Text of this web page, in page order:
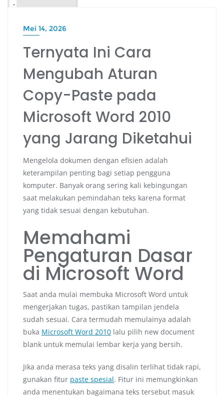
Mei 14, 2026
Ternyata Ini Cara
Mengubah Aturan
Copy-Paste pada
Microsoft Word 2010
yang Jarang Diketahui
Mengelola dokumen dengan efisien adalah
keterampilan penting bagi setiap pengguna
komputer. Banyak orang sering kali kebingungan
saat melakukan pemindahan teks karena format
yang tidak sesuai dengan kebutuhan.
Memahami
Pengaturan Dasar
di Microsoft Word
Saat anda mulai membuka Microsoft Word untuk
mengerjakan tugas, pastikan tampilan jendela
sudah sesuai. Cara termudah memulainya adalah
buka Microsoft Word 2010 lalu pilih new document
blank untuk memulai lembar kerja yang bersih.
Jika anda merasa teks yang disalin terlihat tidak rapi,
gunakan fitur paste spesial. Fitur ini memungkinkan
anda menentukan bagaimana teks tersebut masuk